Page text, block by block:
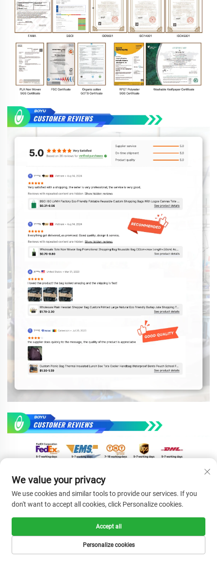
We value your privacy
We use cookies and similar tools to provide our services. If you
don't want to accept all cookies, click Personalize cookies.
Personalize cookies
Accept all